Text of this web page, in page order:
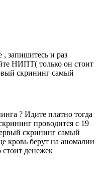
запишитесь и раз
НИПТ( только он стоит
скрининг самый
? Идите платно тогда
проводится с 19
скрининг самый
кровь берут на аномалии
стоит денежек